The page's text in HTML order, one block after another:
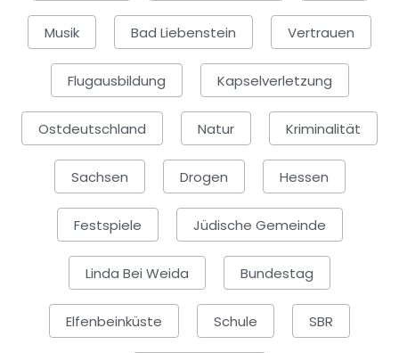
Musik Bad Liebenstein Vertrauen
Flugausbildung Kapselverletzung
Ostdeutschland Natur Kriminalität
Sachsen Drogen Hessen
Festspiele Jüdische Gemeinde
Linda Bei Weida Bundestag
Elfenbeinküste Schule SBR